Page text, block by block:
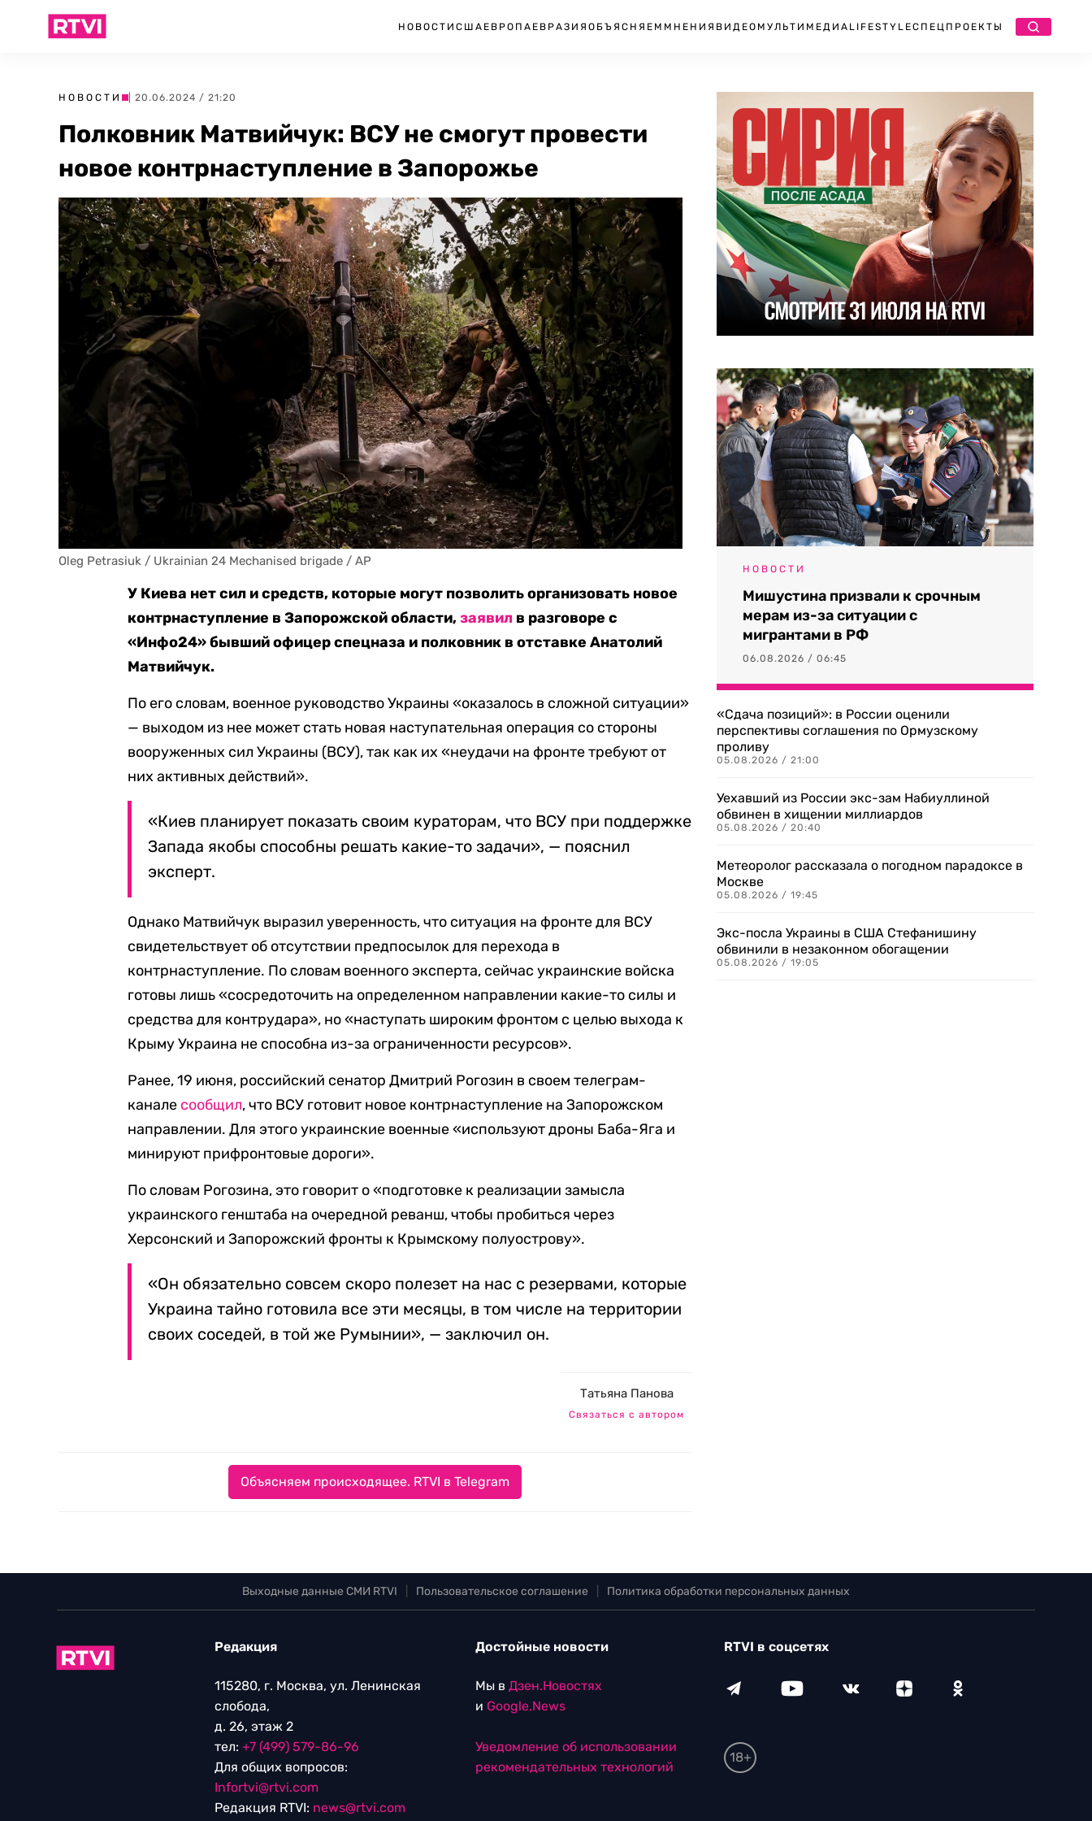
НОВОСТИ США ЕВРОПА ЕВРАЗИЯ ОБЪЯСНЯЕМ МНЕНИЯ ВИДЕО МУЛЬТИМЕДИА LIFESTYLEСПЕЦПРОЕКТЫ
НОВОСТИ | 20.06.2024 / 21:20
Полковник Матвийчук: ВСУ не смогут провести
новое контрнаступление в Запорожье
Oleg Petrasiuk / Ukrainian 24 Mechanised brigade / AP
У Киева нет сил и средств, которые могут позволить организовать новое
контрнаступление в Запорожской области,заявил в разговоре с
«Инфо24» бывший офицер спецназа и полковник в отставке Анатолий
Матвийчук.
По его словам, военное руководство Украины «оказалось в сложной ситуации»
— выходом из нее может стать новая наступательная операция со стороны
вооруженных сил Украины (ВСУ), так как их «неудачи на фронте требуют от
них активных действий».
«Киев планирует показать своим кураторам, что ВСУ при поддержке
Запада якобы способны решать какие-то задачи», — пояснил
эксперт.
Однако Матвийчук выразил уверенность, что ситуация на фронте для ВСУ
свидетельствует об отсутствии предпосылок для перехода в
контрнаступление. По словам военного эксперта, сейчас украинские войска
готовы лишь «сосредоточить на определенном направлении какие-то силы и
средства для контрудара», но «наступать широким фронтом с целью выхода к
Крыму Украина не способна из-за ограниченности ресурсов».
Ранее, 19 июня, российский сенатор Дмитрий Рогозин в своем телеграм-
канале сообщил, что ВСУ готовит новое контрнаступление на Запорожском
направлении. Для этого украинские военные «используют дроны Баба-Яга и
минируют прифронтовые дороги».
По словам Рогозина, это говорит о «подготовке к реализации замысла
украинского генштаба на очередной реванш, чтобы пробиться через
Херсонский и Запорожский фронты к Крымскому полуострову».
«Он обязательно совсем скоро полезет на нас с резервами, которые
Украина тайно готовила все эти месяцы, в том числе на территории
своих соседей, в той же Румынии», — заключил он.
Татьяна Панова
Связаться с автором
Объясняем происходящее. RTVI в Telegram
НОВОСТИ
Мишустина призвали к срочным
мерам из-за ситуации с
мигрантами в РФ
06.08.2026 / 06:45
«Сдача позиций»: в России оценили
перспективы соглашения по Ормузскому
проливу
05.08.2026 / 21:00
Уехавший из России экс-зам Набиуллиной
обвинен в хищении миллиардов
05.08.2026 / 20:40
Метеоролог рассказала о погодном парадоксе в
Москве
05.08.2026 / 19:45
Экс-посла Украины в США Стефанишину
обвинили в незаконном обогащении
05.08.2026 / 19:05
Выходные данные СМИ RTVI Пользовательское соглашение Политика обработки персональных данных
Редакция
115280, г. Москва, ул. Ленинская
слобода,
д. 26, этаж 2
тел: +7 (499) 579-86-96
Для общих вопросов:
Infortvi@rtvi.com
Редакция RTVI: news@rtvi.com
Достойные новости
Мы в Дзен.Новостях
и Google.News
Уведомление об использовании
рекомендательных технологий
RTVI в соцсетях
18+